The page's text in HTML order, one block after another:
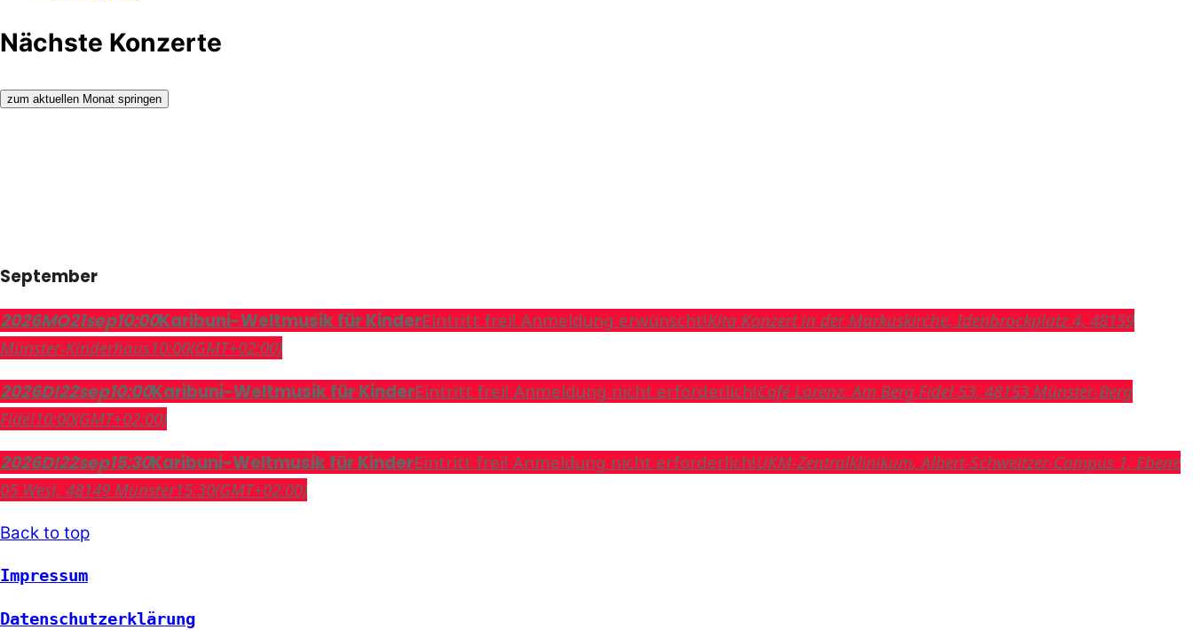
Nächste Konzerte
zum aktuellen Monat springen
September
2026MO21sep10:00Karibuni-Weltmusik für KinderEintritt frei! Anmeldung erwünscht!Kita Konzert in der Markuskirche, Idenbrockplatz 4, 48159
Münster-Kinderhaus10:00(GMT+02:00)
2026DI22sep10:00Karibuni-Weltmusik für KinderEintritt frei! Anmeldung nicht erforderlich!Café Lorenz, Am Berg Fidel 53, 48153 Münster-Berg
Fidel10:00(GMT+02:00)
2026DI22sep15:30Karibuni-Weltmusik für KinderEintritt frei! Anmeldung nicht erforderlich!UKM-Zentralklinikum, Albert-Schweitzer-Campus 1, Ebene
05 West, 48149 Münster15:30(GMT+02:00)
Back to top
Impressum
Datenschutzerklärung